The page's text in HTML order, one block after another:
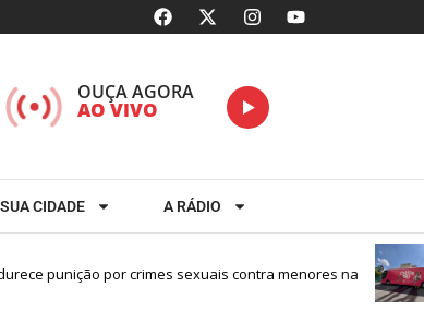
OUÇA AGORA
AO VIVO
SUA CIDADE A RÁDIO
por crimes sexuais contra menores na